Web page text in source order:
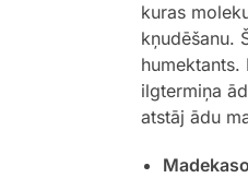
kuras
kņudēšanu.
humektants.
ilgtermiņa
atstāj ādu